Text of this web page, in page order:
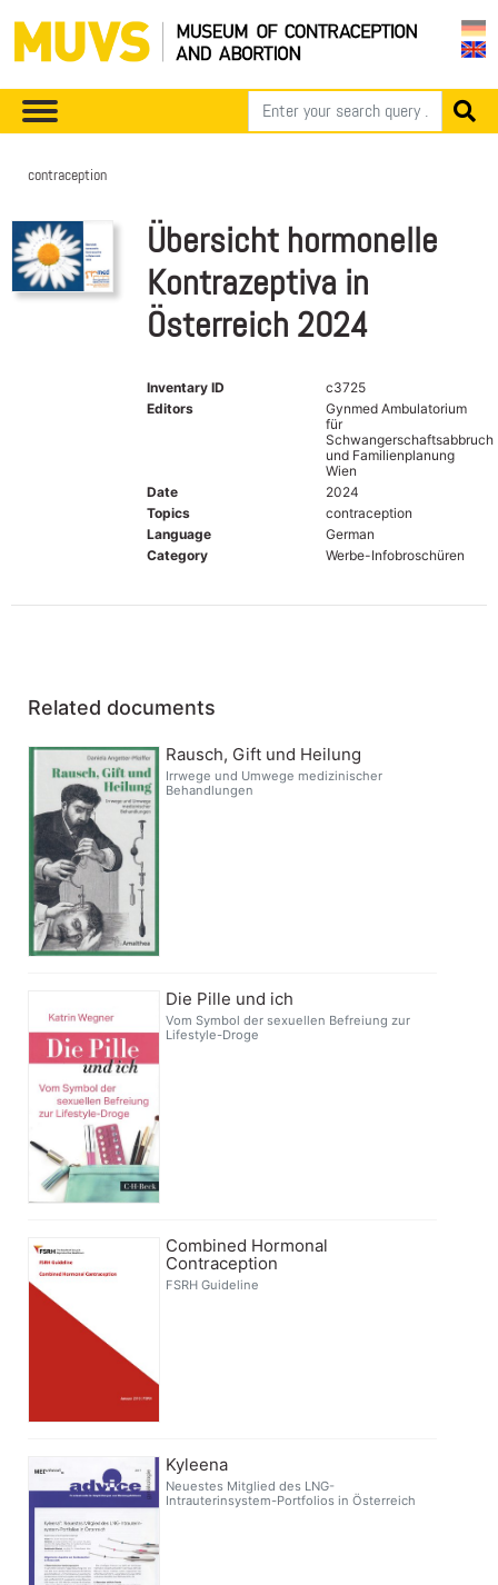
contraception
Übersicht hormonelle
Kontrazeptiva in
Österreich 2024
Inventary ID
c3725
Editors
Gynmed Ambulatorium
für
Schwangerschaftsabbruch
und Familienplanung
Wien
Date
2024
Topics
contraception
Language
German
Category
Werbe-Infobroschüren
Related documents
Rausch, Gift und Heilung
Irrwege und Umwege medizinischer
Behandlungen
Die Pille und ich
Vom Symbol der sexuellen Befreiung zur
Lifestyle-Droge
Combined Hormonal
Contraception
FSRH Guideline
Kyleena
Neuestes Mitglied des LNG-
Intrauterinsystem-Portfolios in Österreich